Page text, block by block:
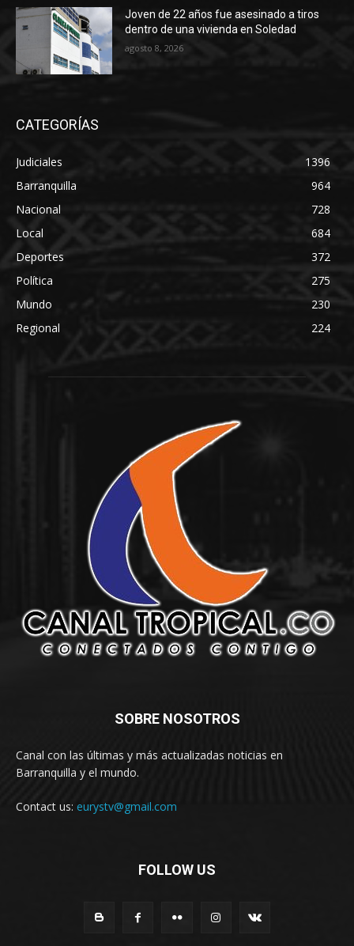
Joven de 22 años fue asesinado a tiros
dentro de una vivienda en Soledad
agosto 8, 2026
CATEGORÍAS
Judiciales
1396
Barranquilla
964
Nacional
728
Local
684
Deportes
372
Política
275
Mundo
230
Regional
224
SOBRE NOSOTROS
Canal con las últimas y más actualizadas noticias en
Barranquilla y el mundo.
Contact us: eurystv@gmail.com
FOLLOW US